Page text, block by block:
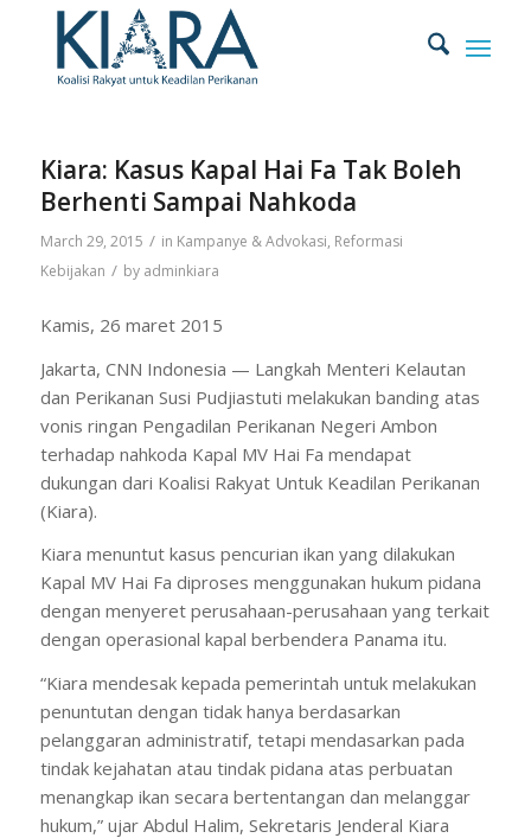
Kiara: Kasus Kapal Hai Fa Tak Boleh
Berhenti Sampai Nahkoda
March 29, 2015 / in Kampanye & Advokasi, Reformasi
Kebijakan / by adminkiara
Kamis, 26 maret 2015
Jakarta, CNN Indonesia — Langkah Menteri Kelautan
dan Perikanan Susi Pudjiastuti melakukan banding atas
vonis ringan Pengadilan Perikanan Negeri Ambon
terhadap nahkoda Kapal MV Hai Fa mendapat
dukungan dari Koalisi Rakyat Untuk Keadilan Perikanan
(Kiara).
Kiara menuntut kasus pencurian ikan yang dilakukan
Kapal MV Hai Fa diproses menggunakan hukum pidana
dengan menyeret perusahaan-perusahaan yang terkait
dengan operasional kapal berbendera Panama itu.
“Kiara mendesak kepada pemerintah untuk melakukan
penuntutan dengan tidak hanya berdasarkan
pelanggaran administratif, tetapi mendasarkan pada
tindak kejahatan atau tindak pidana atas perbuatan
menangkap ikan secara bertentangan dan melanggar
hukum,” ujar Abdul Halim, Sekretaris Jenderal Kiara